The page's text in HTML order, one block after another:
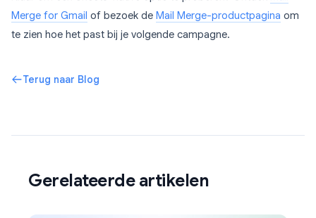
Merge for Gmail of bezoek de Mail Merge-productpagina om
te zien hoe het past bij je volgende campagne.
Terug naar Blog
Gerelateerde artikelen